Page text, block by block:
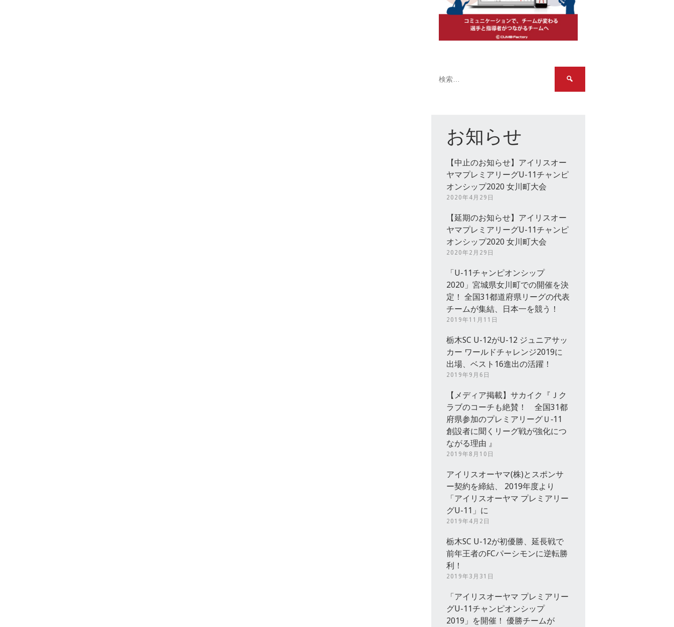
お知らせ
【中止のお知らせ】アイリスオー
ヤマプレミアリーグU-11チャンピ
オンシップ2020 女川町大会
2020年4月29日
【延期のお知らせ】アイリスオー
ヤマプレミアリーグU-11チャンピ
オンシップ2020 女川町大会
2020年2月29日
「U-11チャンピオンシップ
2020」宮城県女川町での開催を決
定！ 全国31都道府県リーグの代表
チームが集結、日本一を競う！
2019年11月11日
栃木SC U-12がU-12 ジュニアサッ
カー ワールドチャレンジ2019に
出場、ベスト16進出の活躍！
2019年9月6日
【メディア掲載】サカイク『Ｊク
ラブのコーチも絶賛！ 全国31都
府県参加のプレミアリーグＵ‐11
創設者に聞くリーグ戦が強化につ
ながる理由 』
2019年8月10日
アイリスオーヤマ(株)とスポンサ
ー契約を締結、 2019年度より
「アイリスオーヤマ プレミアリー
グU-11」に
2019年4月2日
栃木SC U-12が初優勝、延長戦で
前年王者のFCパーシモンに逆転勝
利！
2019年3月31日
「アイリスオーヤマ プレミアリー
グU-11チャンピオンシップ
2019」を開催！ 優勝チームが